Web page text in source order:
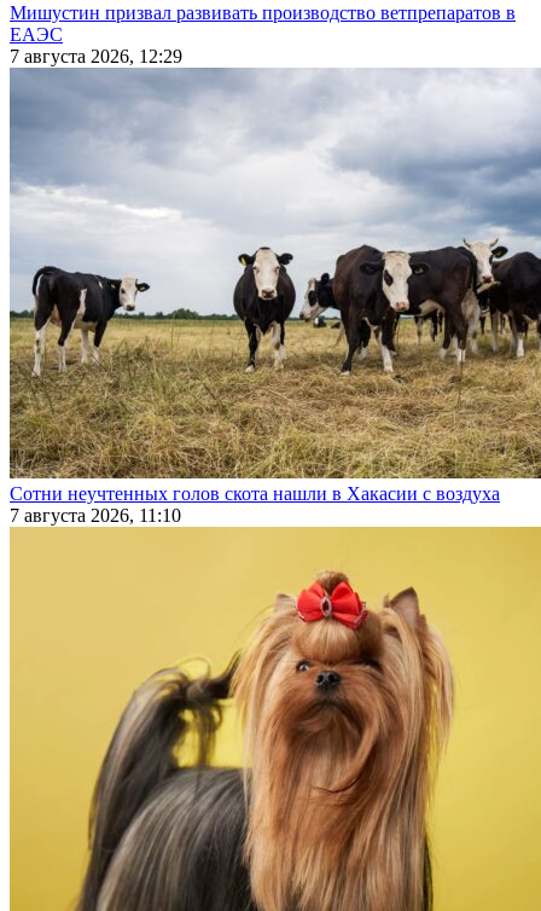
Мишустин призвал развивать производство ветпрепаратов в
ЕАЭС
7 августа 2026, 12:29
Сотни неучтенных голов скота нашли в Хакасии с воздуха
7 августа 2026, 11:10